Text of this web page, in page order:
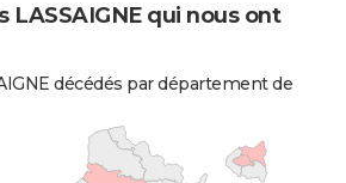
LASSAIGNE qui nous ont
décédés par département de